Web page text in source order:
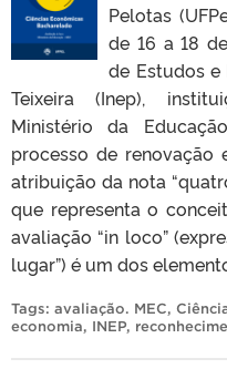
Pelotas
de 16 a 18
de Estudos e
Teixeira (Inep),
Ministério da
processo de renovação
atribuição da nota
que representa o
avaliação “in loco”
lugar”) é um dos
Tags: avaliação. MEC,
economia, INEP,